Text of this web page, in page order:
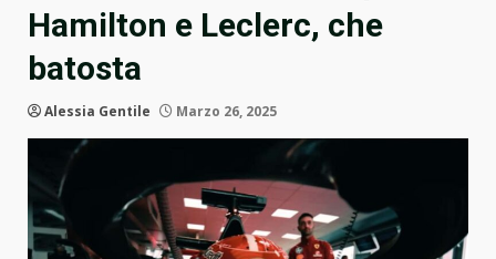
Hamilton e Leclerc, che
batosta
Alessia Gentile Marzo 26, 2025